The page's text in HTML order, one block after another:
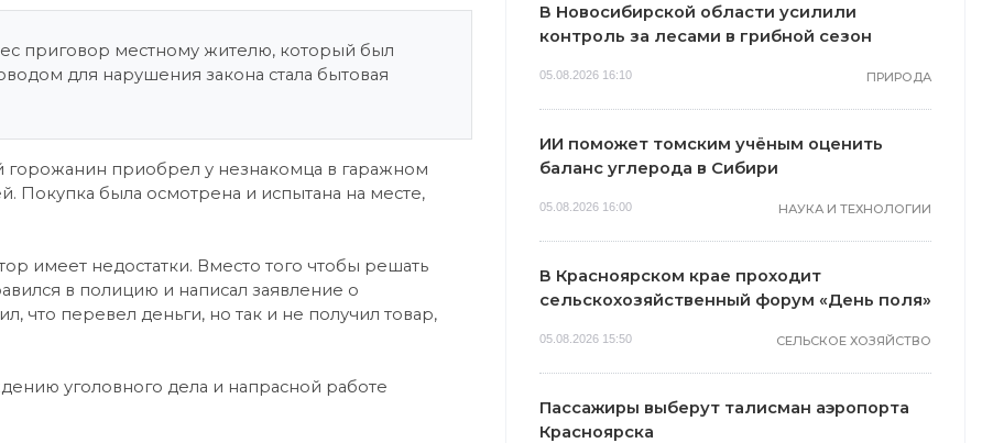
приговор местному жителю, который был
для нарушения закона стала бытовая
горожанин приобрел у незнакомца в гаражном
Покупка была осмотрена и испытана на месте,
имеет недостатки. Вместо того чтобы решать
в полицию и написал заявление о
что перевел деньги, но так и не получил товар,
уголовного дела и напрасной работе
В Новосибирской области усилили
контроль за лесами в грибной сезон
05.08.2026 16:10 ПРИРОДА
ИИ поможет томским учёным оценить
баланс углерода в Сибири
05.08.2026 16:00 НАУКА И ТЕХНОЛОГИИ
В Красноярском крае проходит
сельскохозяйственный форум «День поля»
05.08.2026 15:50 СЕЛЬСКОЕ ХОЗЯЙСТВО
Пассажиры выберут талисман аэропорта
Красноярска